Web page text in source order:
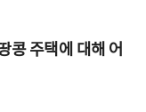
콩 주택에 대해 어